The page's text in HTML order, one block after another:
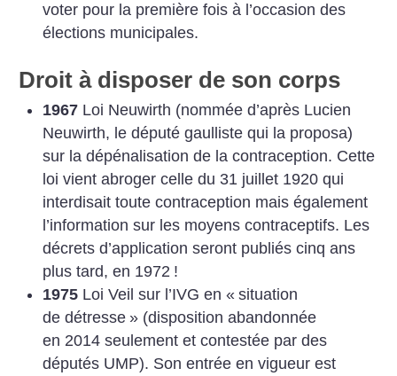
voter pour la première fois à l’occasion des
élections municipales.
Droit à disposer de son corps
1967Loi Neuwirth (nommée d’après Lucien
Neuwirth, le député gaulliste qui la proposa)
sur la dépénalisation de la contraception. Cette
loi vient abroger celle du 31 juillet 1920 qui
interdisait toute contraception mais également
l’information sur les moyens contraceptifs. Les
décrets d’application seront publiés cinq ans
plus tard, en 1972 !
1975Loi Veil sur l’IVG en « situation
de détresse » (disposition abandonnée
en 2014 seulement et contestée par des
députés UMP). Son entrée en vigueur est